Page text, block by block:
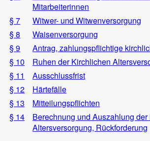
Mitarbeiterinnen
§ 7
Witwer- und Witwenversorgung
§ 8
Waisenversorgung
§ 9
Antrag, zahlungspflichtige
§ 10
Ruhen der Kirchlichen
§ 11
Ausschlussfrist
§ 12
Härtefälle
§ 13
Mitteilungspflichten
§ 14
Berechnung und Auszahlung
Altersversorgung, Rückforderung